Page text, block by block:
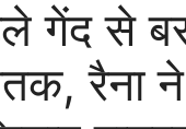
गेंद से
रैना